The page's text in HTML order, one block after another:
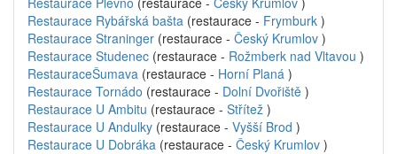
Restaurace Rybářská bašta (restaurace - Frymburk )
Restaurace Straninger (restaurace - Český Krumlov )
Restaurace Studenec (restaurace - Rožmberk nad Vltavou )
RestauraceŠumava (restaurace - Horní Planá )
Restaurace Tornádo (restaurace - Dolní Dvořiště )
Restaurace U Ambitu (restaurace - Střítež )
Restaurace U Andulky (restaurace - Vyšší Brod )
Restaurace U Dobráka (restaurace - Český Krumlov )